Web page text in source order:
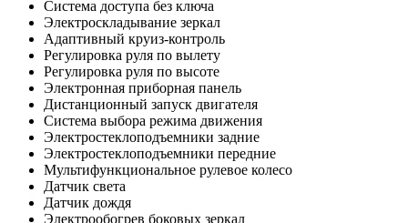
Система доступа без ключа
Электроскладывание зеркал
Адаптивный круиз-контроль
Регулировка руля по вылету
Регулировка руля по высоте
Электронная приборная панель
Дистанционный запуск двигателя
Система выбора режима движения
Электростеклоподъемники задние
Электростеклоподъемники передние
Мультифункциональное рулевое колесо
Датчик света
Датчик дождя
Электрообогрев боковых зеркал